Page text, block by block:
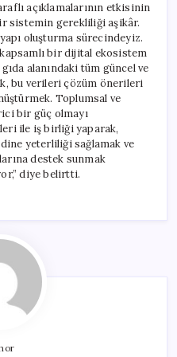
açıklamalarının etkisinin
sistemin gerekliliği aşikâr.
oluşturma sürecindeyiz.
bir dijital ekosistem
alanındaki tüm güncel ve
bu verileri çözüm önerileri
Toplumsal ve
bir güç olmayı
ile iş birliği yaparak,
yeterliliği sağlamak ve
destek sunmak
diye belirtti.